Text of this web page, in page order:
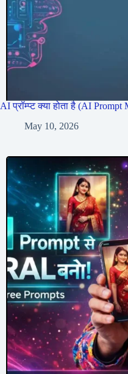
AI प्रॉम्प्ट क्या होता है (AI
May 10, 2026